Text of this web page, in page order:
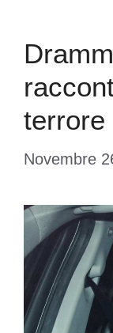
terrore
Novembre